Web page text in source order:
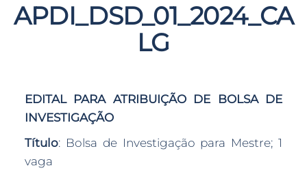
APDI_DSD_01_2024_CA
LG
EDITAL PARA ATRIBUIÇÃO DE BOLSA DE
INVESTIGAÇÃO
Título: Bolsa de Investigação para Mestre; 1
vaga